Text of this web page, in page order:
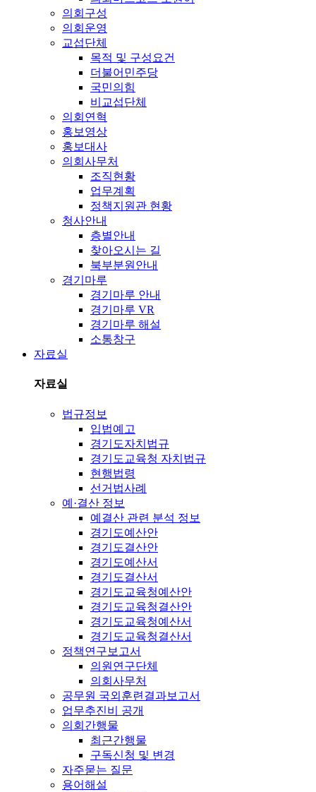
의회구성
의회운영
교섭단체
목적 및 구성요건
더불어민주당
국민의힘
비교섭단체
의회연혁
홍보영상
홍보대사
의회사무처
조직현황
업무계획
정책지원관 현황
청사안내
층별안내
찾아오시는 길
북부분원안내
경기마루
경기마루 안내
경기마루 VR
경기마루 해설
소통창구
자료실
자료실
법규정보
입법예고
경기도자치법규
경기도교육청 자치법규
현행법령
선거법사례
예·결산 정보
예결산 관련 분석 정보
경기도예산안
경기도결산안
경기도예산서
경기도결산서
경기도교육청예산안
경기도교육청결산안
경기도교육청예산서
경기도교육청결산서
정책연구보고서
의원연구단체
의회사무처
공무원 국외훈련결과보고서
업무추진비 공개
의회간행물
최근간행물
구독신청 및 변경
자주묻는 질문
용어해설